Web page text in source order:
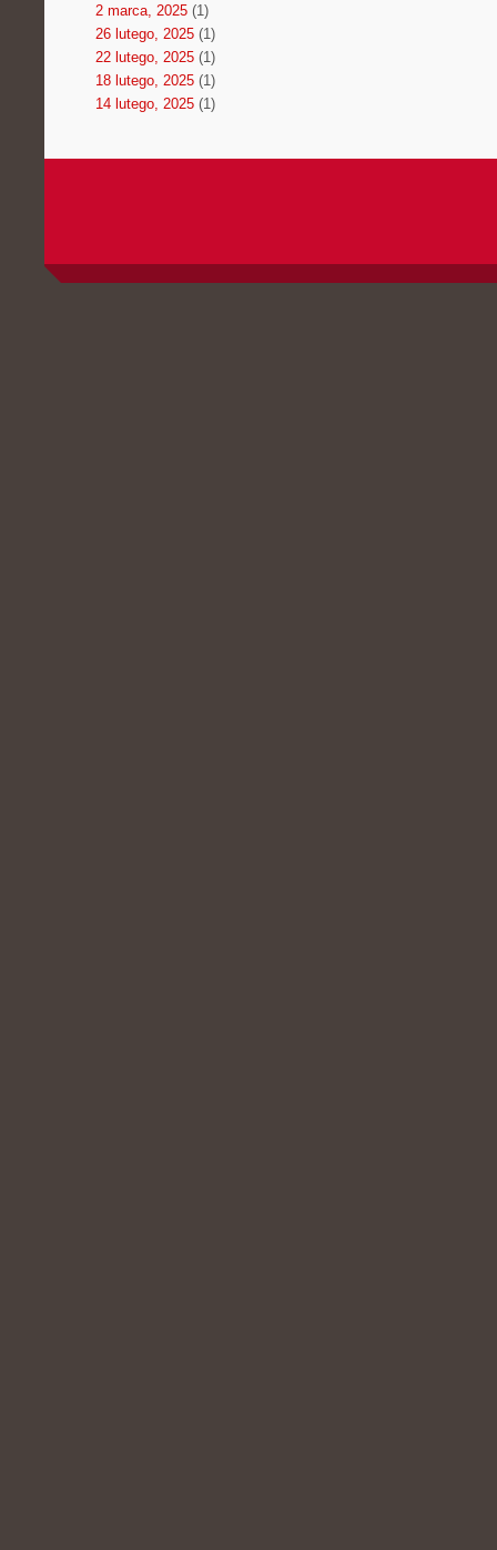
2 marca, 2025(1)
26 lutego, 2025(1)
22 lutego, 2025(1)
18 lutego, 2025(1)
14 lutego, 2025(1)